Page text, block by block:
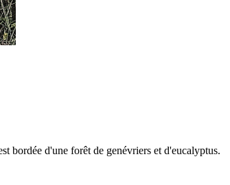
bordée d'une forêt de genévriers et d'eucalyptus.